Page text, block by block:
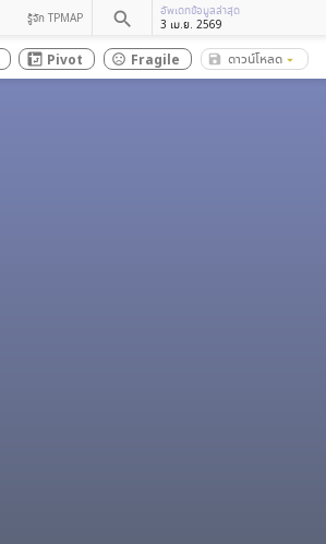
รู้จัก TPMAP search
อัพเดทข้อมูลล่าสุด
3 เม.ย. 2569
Pivot sentiment_dissatisfied Fragile save_alt
ดาวน์โหลดarrow_drop_down